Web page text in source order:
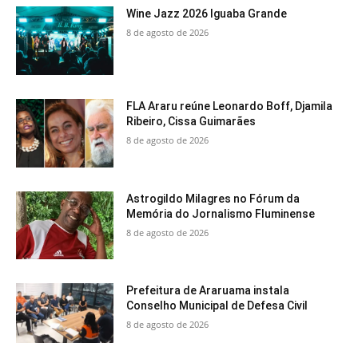
Wine Jazz 2026 Iguaba Grande
8 de agosto de 2026
FLA Araru reúne Leonardo Boff, Djamila
Ribeiro, Cissa Guimarães
8 de agosto de 2026
Astrogildo Milagres no Fórum da
Memória do Jornalismo Fluminense
8 de agosto de 2026
Prefeitura de Araruama instala
Conselho Municipal de Defesa Civil
8 de agosto de 2026